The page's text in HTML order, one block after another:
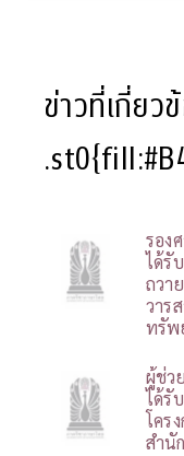
ข่าวที่เกี่ยว
รอง
ได้รั
ถวา
วาร
ทรัพ
ผู้ช่ว
ได้รั
โคร
สำนั